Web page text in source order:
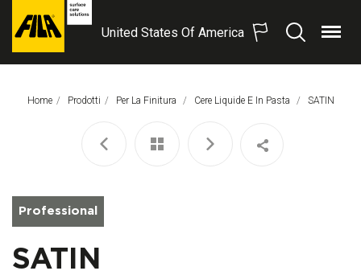
FILA
S.p.A.
United States Of America
SearchMenu
Home Prodotti Per La Finitura Cere Liquide E In Pasta Pagina
SATIN
Professional
SATIN